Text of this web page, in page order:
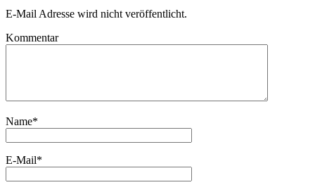
E-Mail Adresse wird nicht veröffentlicht.
Kommentar
Name*
E-Mail*